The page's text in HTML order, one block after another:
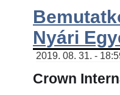
Nyári
2019. 08. 31. -
Crown